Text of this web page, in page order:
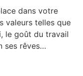
dans votre
valeurs telles que
le goût du travail
ses rêves…